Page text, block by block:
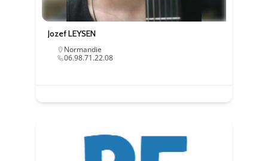
Jozef LEYSEN
Normandie
06.98.71.22.08